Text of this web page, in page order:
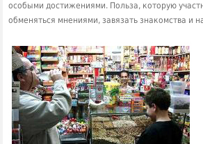
особыми достижениями. Польза, которую
обменяться мнениями, завязать знакомства и